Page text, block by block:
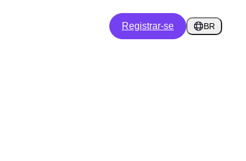
Registrar-se BR